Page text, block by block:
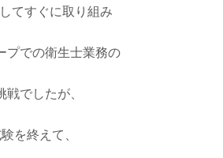
てすぐに取り組み
プでの衛生士業務の
でしたが、
を終えて、